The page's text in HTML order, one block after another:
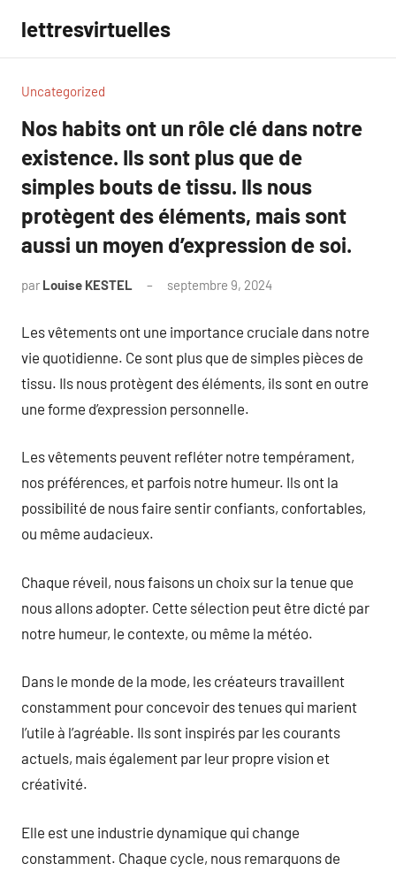
contenu
lettresvirtuelles
Uncategorized
Nos habits ont un rôle clé dans notre
existence. Ils sont plus que de
simples bouts de tissu. Ils nous
protègent des éléments, mais sont
aussi un moyen d’expression de soi.
par Louise KESTEL septembre 9, 2024
Les vêtements ont une importance cruciale dans notre
vie quotidienne. Ce sont plus que de simples pièces de
tissu. Ils nous protègent des éléments, ils sont en outre
une forme d’expression personnelle.
Les vêtements peuvent refléter notre tempérament,
nos préférences, et parfois notre humeur. Ils ont la
possibilité de nous faire sentir confiants, confortables,
ou même audacieux.
Chaque réveil, nous faisons un choix sur la tenue que
nous allons adopter. Cette sélection peut être dicté par
notre humeur, le contexte, ou même la météo.
Dans le monde de la mode, les créateurs travaillent
constamment pour concevoir des tenues qui marient
l’utile à l’agréable. Ils sont inspirés par les courants
actuels, mais également par leur propre vision et
créativité.
Elle est une industrie dynamique qui change
constamment. Chaque cycle, nous remarquons de